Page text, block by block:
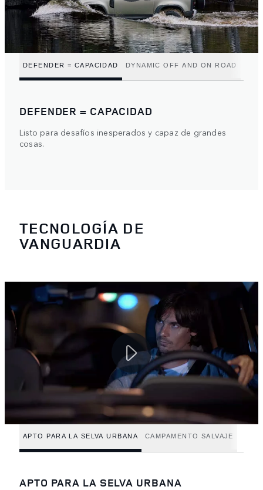
DEFENDER = CAPACIDAD DYNAMIC OFF AND ON ROAD
DEFENDER = CAPACIDAD
Listo para desafíos inesperados y capaz de grandes
cosas.
TECNOLOGÍA DE
VANGUARDIA
APTO PARA LA SELVA URBANA CAMPAMENTO SALVAJE
APTO PARA LA SELVA URBANA